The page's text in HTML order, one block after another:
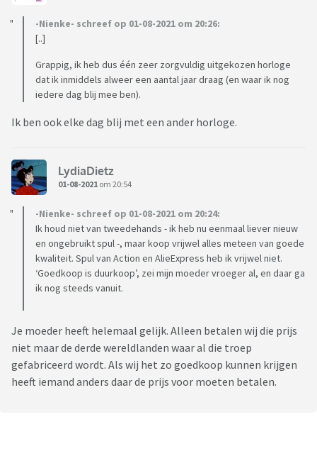
Hoe ervaren jullie dit? Gaan jullie hier bewust mee om als je
de keuze maakt om iets wel of niet te kopen?
-Nienke- schreef op 01-08-2021 om 20:26:
[..]
Grappig, ik heb dus één zeer zorgvuldig uitgekozen horloge
dat ik inmiddels alweer een aantal jaar draag (en waar ik nog
iedere dag blij mee ben).
Ik ben ook elke dag blij met een ander horloge.
LydiaDietz
01-08-2021 om 20:54
-Nienke- schreef op 01-08-2021 om 20:24:
Ik houd niet van tweedehands - ik heb nu eenmaal liever nieuw
en ongebruikt spul -, maar koop vrijwel alles meteen van goede
kwaliteit. Spul van Action en AlieExpress heb ik vrijwel niet.
‘Goedkoop is duurkoop’, zei mijn moeder vroeger al, en daar ga
ik nog steeds vanuit.
Je moeder heeft helemaal gelijk. Alleen betalen wij die prijs
niet maar de derde wereldlanden waar al die troep
gefabriceerd wordt. Als wij het zo goedkoop kunnen krijgen
heeft iemand anders daar de prijs voor moeten betalen.